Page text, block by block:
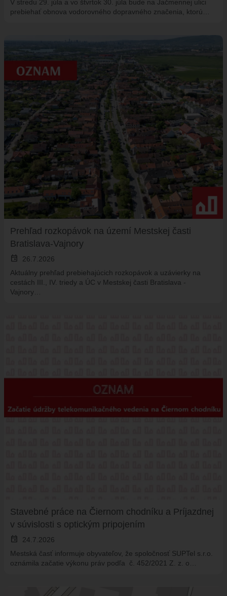
V stredu 29. júla a vo štvrtok 30. júla bude na Jačmennej ulici
prebiehať obnova vodorovného dopravného značenia, ktorú…
Prehľad rozkopávok na území Mestskej časti
Bratislava-Vajnory
event
26.7.2026
Aktuálny prehľad prebiehajúcich rozkopávok a uzávierky na
cestách III., IV. triedy a ÚC v Mestskej časti Bratislava -
Vajnory…
Stavebné práce na Čiernom chodníku a Príjazdnej
v súvislosti s optickým pripojením
event
24.7.2026
Mestská časť informuje obyvateľov, že spoločnosť SUPTel s.r.o.
oznámila začatie výkonu práv podľa č. 452/2021 Z. z. o…